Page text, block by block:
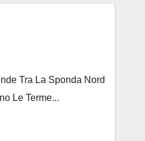
Tra La Sponda Nord
Le Terme...